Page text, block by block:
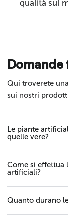
qualità sul
Qui troverete
sui nostri
Le piante
quelle vere?
Come si effettua
artificiali?
Quanto durano